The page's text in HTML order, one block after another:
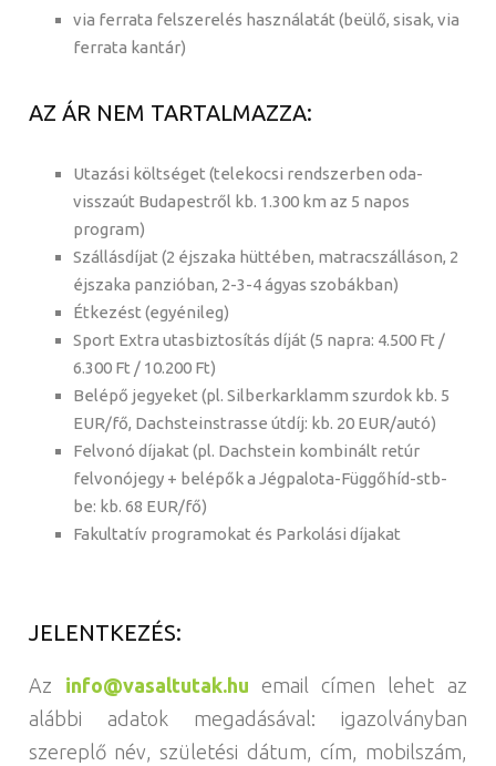
via ferrata felszerelés használatát (beülő, sisak, via
ferrata kantár)
AZ ÁR NEM TARTALMAZZA:
Utazási költséget (telekocsi rendszerben oda-
visszaút Budapestről kb. 1.300 km az 5 napos
program)
Szállásdíjat (2 éjszaka hüttében, matracszálláson, 2
éjszaka panzióban, 2-3-4 ágyas szobákban)
Étkezést (egyénileg)
Sport Extra utasbiztosítás díját (5 napra: 4.500 Ft /
6.300 Ft / 10.200 Ft)
Belépő jegyeket (pl. Silberkarklamm szurdok kb. 5
EUR/fő, Dachsteinstrasse útdíj: kb. 20 EUR/autó)
Felvonó díjakat (pl. Dachstein kombinált retúr
felvonójegy + belépők a Jégpalota-Függőhíd-stb-
be: kb. 68 EUR/fő)
Fakultatív programokat és Parkolási díjakat
JELENTKEZÉS:
Az info@vasaltutak.hu email címen lehet az
alábbi adatok megadásával: igazolványban
szereplő név, születési dátum, cím, mobilszám,